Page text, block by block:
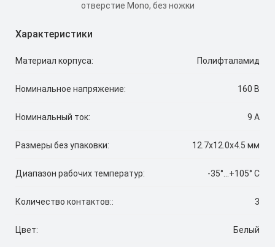
Характеристики
Материал корпуса: Полифталамид
Номинальное напряжение: 160 В
Номинальный ток: 9 А
Размеры без упаковки: 12.7х12.0х4.5 мм
Диапазон рабочих температур: -35°...+105° C
Количество контактов:: 3
Цвет: Белый